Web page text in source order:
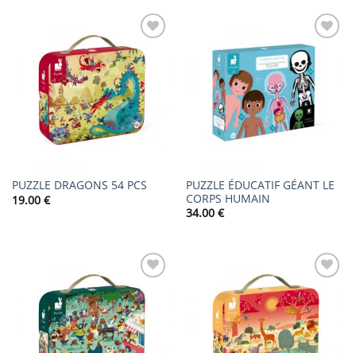
AJOUTER
À LA
LISTE DE
SOUHAITS
PUZZLE DRAGONS 54 PCS
19.00 €
AJOUTER
À LA
LISTE DE
SOUHAITS
PUZZLE ÉDUCATIF GÉANT LE
CORPS HUMAIN
34.00 €
AJOUTER
À LA
LISTE DE
SOUHAITS
AJOUTER
À LA
LISTE DE
SOUHAITS